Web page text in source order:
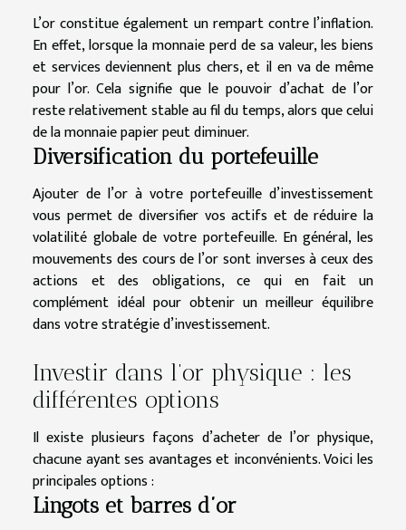
L’or constitue également un rempart contre l’inflation.
En effet, lorsque la monnaie perd de sa valeur, les biens
et services deviennent plus chers, et il en va de même
pour l’or. Cela signifie que le pouvoir d’achat de l’or
reste relativement stable au fil du temps, alors que celui
de la monnaie papier peut diminuer.
Diversification du portefeuille
Ajouter de l’or à votre portefeuille d’investissement
vous permet de diversifier vos actifs et de réduire la
volatilité globale de votre portefeuille. En général, les
mouvements des cours de l’or sont inverses à ceux des
actions et des obligations, ce qui en fait un
complément idéal pour obtenir un meilleur équilibre
dans votre stratégie d’investissement.
Investir dans l’or physique : les
différentes options
Il existe plusieurs façons d’acheter de l’or physique,
chacune ayant ses avantages et inconvénients. Voici les
principales options :
Lingots et barres d’or